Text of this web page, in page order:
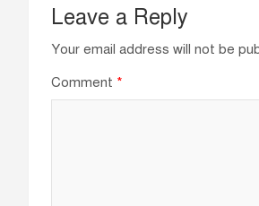
Leave a Reply
Your email address will not be
Comment *